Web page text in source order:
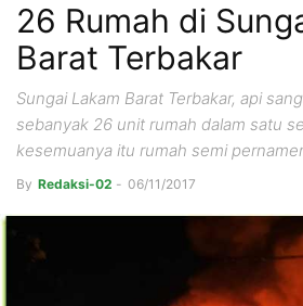
26 Rumah di
Barat Terbakar
Sungai Lakam Barat Terbakar, api
sebanyak 26 unit rumah dalam satu
kesemuanya itu rumah semi
By Redaksi-02 - 06/11/2017